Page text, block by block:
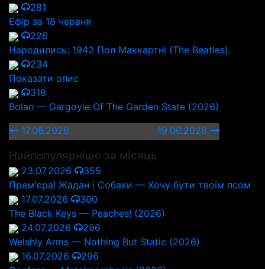
281
Ефір за 18 червня
226
Народились: 1942 Пол Маккартні (The Beatles).
234
Показати опис
318
Bolan — Gargoyle Of The Garden State (2026)
17.06.2026
19.06.2026
Найпопулярніше за місяць
23.07.2026
355
Прем'єра! Жадан і Собаки — Хочу бути твоїм псом
17.07.2026
300
The Black Keys — Peaches! (2026)
24.07.2026
296
Welshly Arms — Nothing But Static (2026)
16.07.2026
296